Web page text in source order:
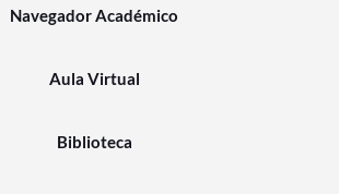
Navegador Académico
Aula Virtual
Biblioteca